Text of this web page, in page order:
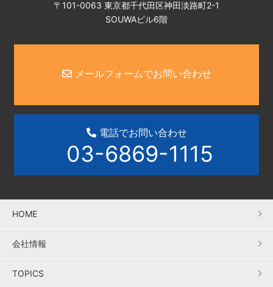
〒101-0063 東京都千代田区神田淡路町2-1
SOUWAビル6階
メールフォームでお問い合わせ
電話でお問い合わせ
03-6869-1115
HOME
会社情報
TOPICS